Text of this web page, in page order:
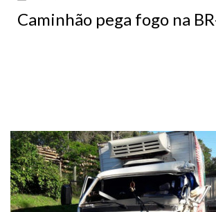
Caminhão pega fogo na